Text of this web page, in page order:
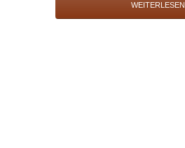
WEITERLESEN